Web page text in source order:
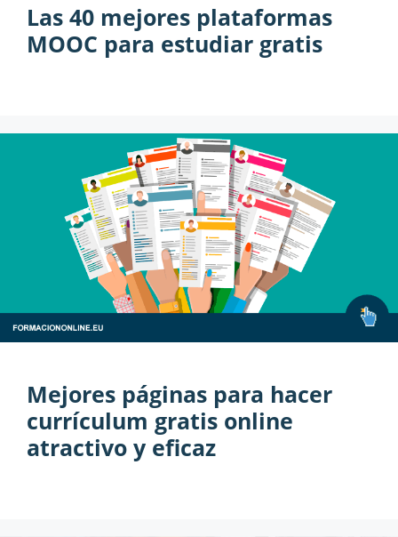
Las 40 mejores plataformas
MOOC para estudiar gratis
Mejores páginas para hacer
currículum gratis online
atractivo y eficaz